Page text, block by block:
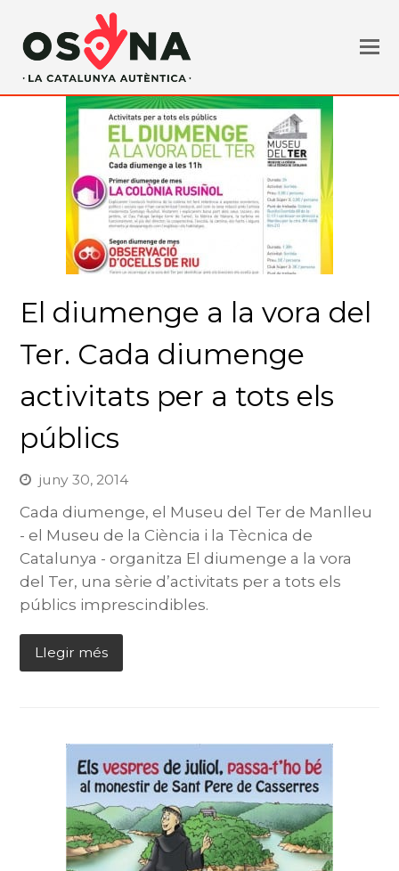
El diumenge a la vora del
Ter. Cada diumenge
activitats per a tots els
públics
juny 30, 2014
Cada diumenge, el Museu del Ter de Manlleu
- el Museu de la Ciència i la Tècnica de
Catalunya - organitza El diumenge a la vora
del Ter, una sèrie d’activitats per a tots els
públics imprescindibles.
Llegir més